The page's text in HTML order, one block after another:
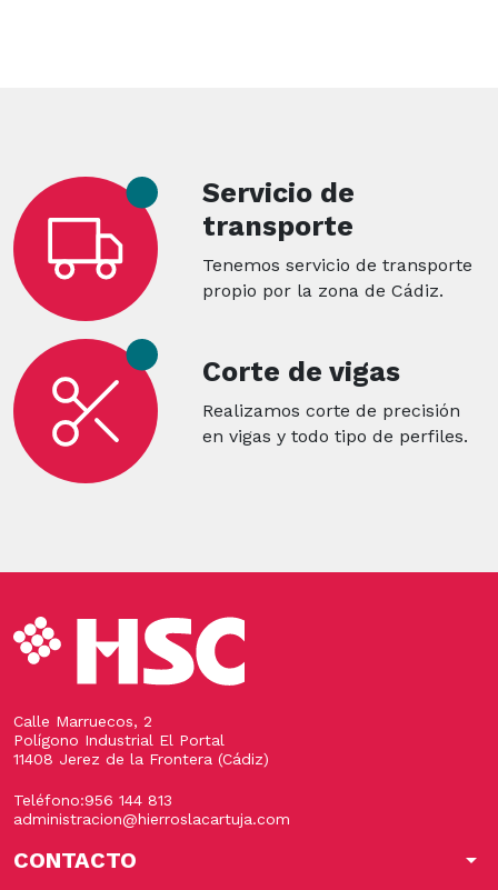
Servicio de
transporte
Tenemos servicio de transporte
propio por la zona de Cádiz.
Corte de vigas
Realizamos corte de precisión
en vigas y todo tipo de perfiles.
Calle Marruecos, 2
Polígono Industrial El Portal
11408 Jerez de la Frontera (Cádiz)
Teléfono:956 144 813
administracion@hierroslacartuja.com
CONTACTO arrow_drop_down